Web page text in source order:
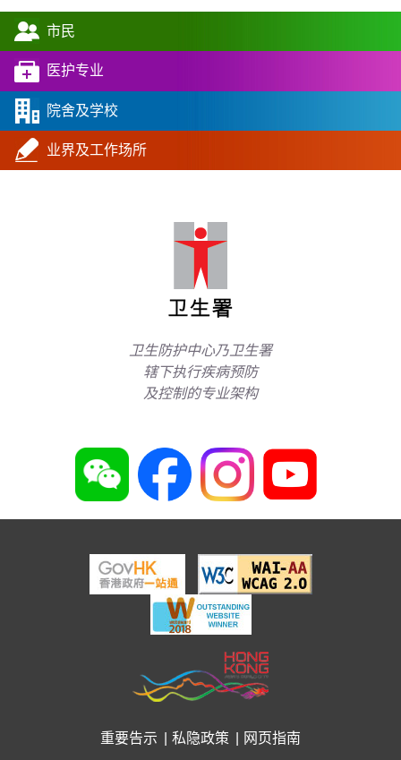
市民
医护专业
院舍及学校
业界及工作场所
卫生防护中心乃卫生署
辖下执行疾病预防
及控制的专业架构
重要告示 私隐政策 网页指南